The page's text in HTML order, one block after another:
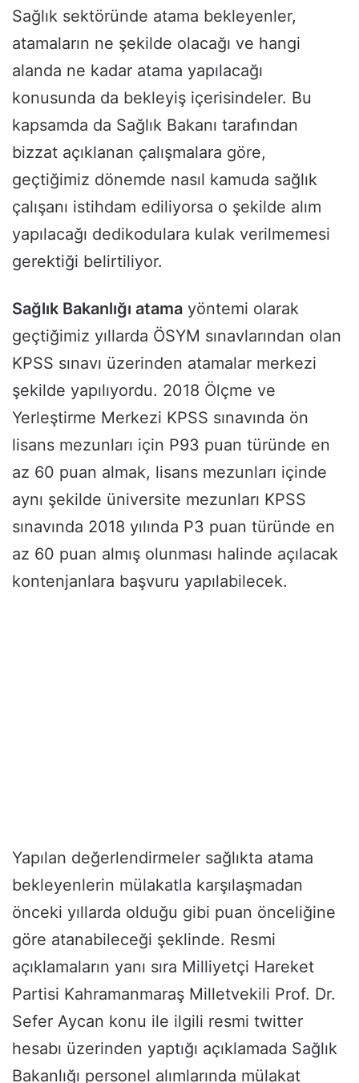
Sağlık sektöründe atama bekleyenler,
atamaların ne şekilde olacağı ve hangi
alanda ne kadar atama yapılacağı
konusunda da bekleyiş içerisindeler. Bu
kapsamda da Sağlık Bakanı tarafından
bizzat açıklanan çalışmalara göre,
geçtiğimiz dönemde nasıl kamuda sağlık
çalışanı istihdam ediliyorsa o şekilde alım
yapılacağı dedikodulara kulak verilmemesi
gerektiği belirtiliyor.
Sağlık Bakanlığı atama yöntemi olarak
geçtiğimiz yıllarda ÖSYM sınavlarından olan
KPSS sınavı üzerinden atamalar merkezi
şekilde yapılıyordu. 2018 Ölçme ve
Yerleştirme Merkezi KPSS sınavında ön
lisans mezunları için P93 puan türünde en
az 60 puan almak, lisans mezunları içinde
aynı şekilde üniversite mezunları KPSS
sınavında 2018 yılında P3 puan türünde en
az 60 puan almış olunması halinde açılacak
kontenjanlara başvuru yapılabilecek.
Yapılan değerlendirmeler sağlıkta atama
bekleyenlerin mülakatla karşılaşmadan
önceki yıllarda olduğu gibi puan önceliğine
göre atanabileceği şeklinde. Resmi
açıklamaların yanı sıra Milliyetçi Hareket
Partisi Kahramanmaraş Milletvekili Prof. Dr.
Sefer Aycan konu ile ilgili resmi twitter
hesabı üzerinden yaptığı açıklamada Sağlık
Bakanlığı personel alımlarında mülakat